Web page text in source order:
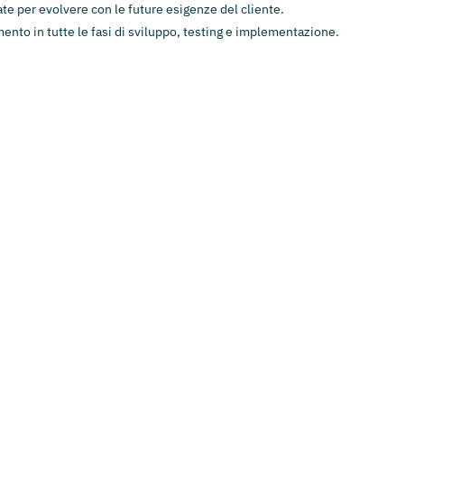
per evolvere con le future esigenze del cliente.
in tutte le fasi di sviluppo, testing e implementazione.